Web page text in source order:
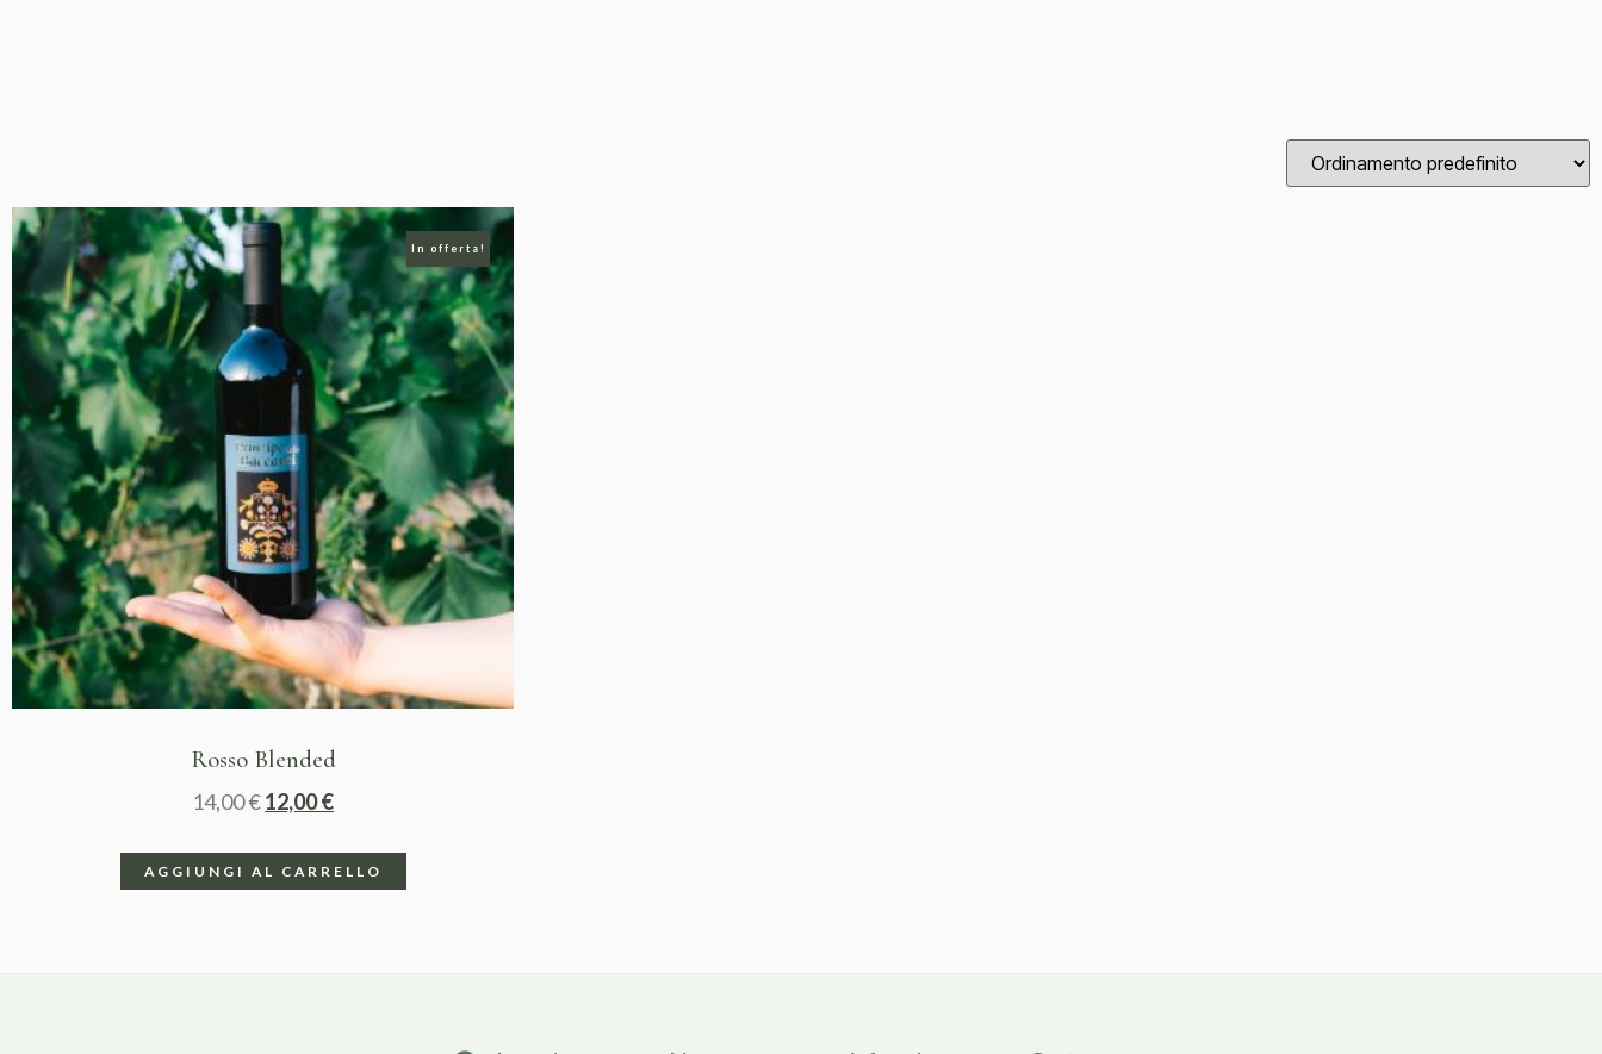
In offerta!
Rosso Blended
14,00€12,00€
AGGIUNGI AL CARRELLO